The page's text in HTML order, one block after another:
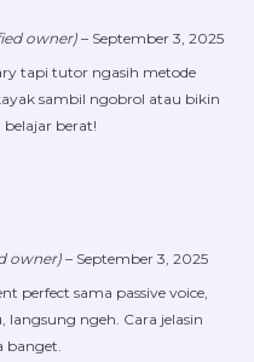
owner)– September 3, 2025
tapi tutor ngasih metode
sambil ngobrol atau bikin
belajar berat!
owner)– September 3, 2025
perfect sama passive voice,
langsung ngeh. Cara jelasin